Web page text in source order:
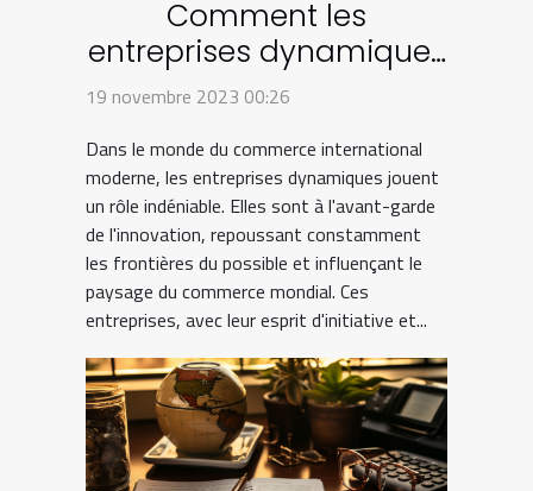
Comment les
entreprises dynamiques
influencent le
19 novembre 2023 00:26
Dans le monde du commerce international
moderne, les entreprises dynamiques jouent
un rôle indéniable. Elles sont à l'avant-garde
de l'innovation, repoussant constamment
les frontières du possible et influençant le
paysage du commerce mondial. Ces
entreprises, avec leur esprit d'initiative et...